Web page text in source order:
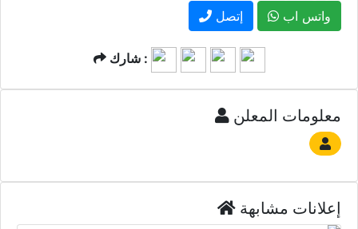
إتصل
واتس اب
شارك :
معلومات المعلن
إعلانات مشابهة